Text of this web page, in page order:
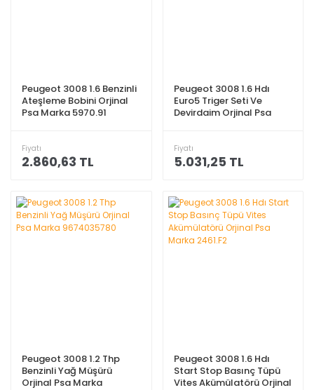
Peugeot 3008 1.6 Benzinli
Ateşleme Bobini Orjinal
Psa Marka 5970.91
Fiyatı
2.860,63 TL
Peugeot 3008 1.6 Hdı
Euro5 Triger Seti Ve
Devirdaim Orjinal Psa
Fiyatı
5.031,25 TL
Peugeot 3008 1.2 Thp
Benzinli Yağ Müşürü
Orjinal Psa Marka
Peugeot 3008 1.6 Hdı
Start Stop Basınç Tüpü
Vites Akümülatörü Orjinal